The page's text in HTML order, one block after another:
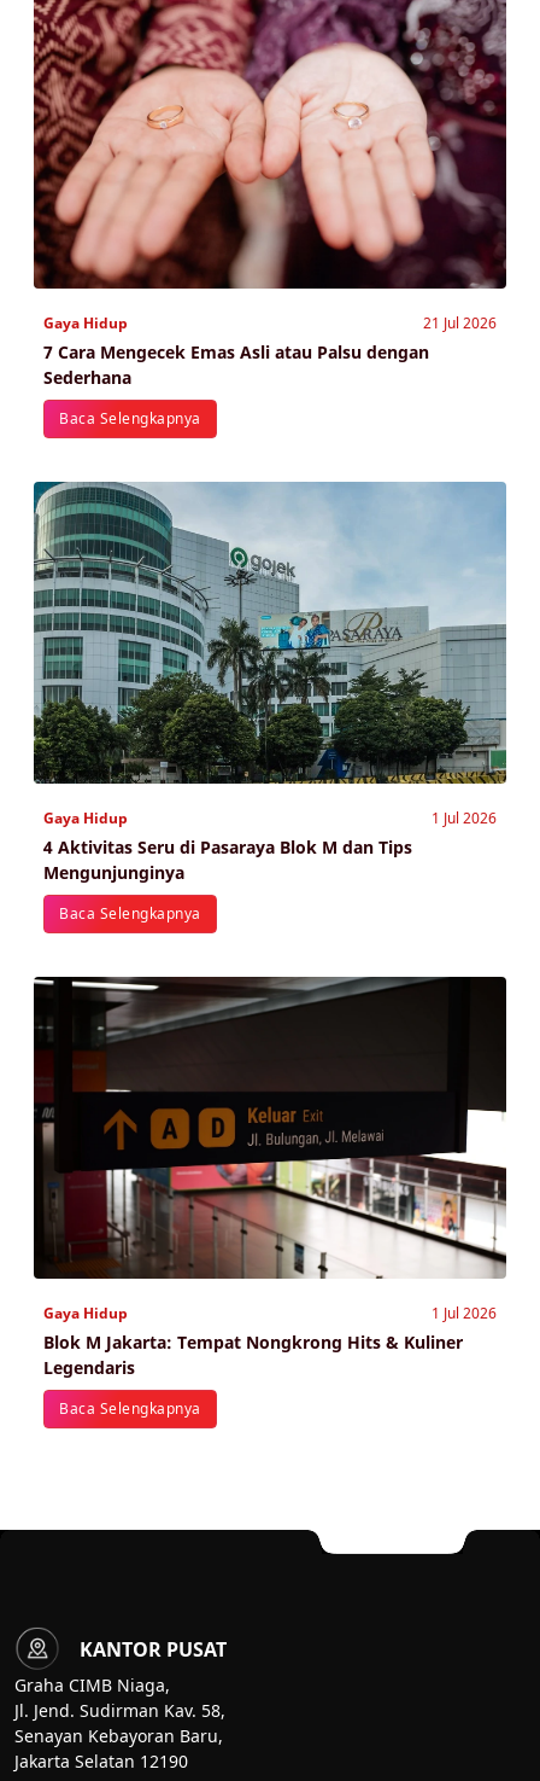
Gaya Hidup 21 Jul 2026
7 Cara Mengecek Emas Asli atau Palsu dengan
Sederhana
Baca Selengkapnya
Gaya Hidup 1 Jul 2026
4 Aktivitas Seru di Pasaraya Blok M dan Tips
Mengunjunginya
Baca Selengkapnya
Gaya Hidup 1 Jul 2026
Blok M Jakarta: Tempat Nongkrong Hits & Kuliner
Legendaris
Baca Selengkapnya
KANTOR PUSAT
Graha CIMB Niaga,
Jl. Jend. Sudirman Kav. 58,
Senayan Kebayoran Baru,
Jakarta Selatan 12190